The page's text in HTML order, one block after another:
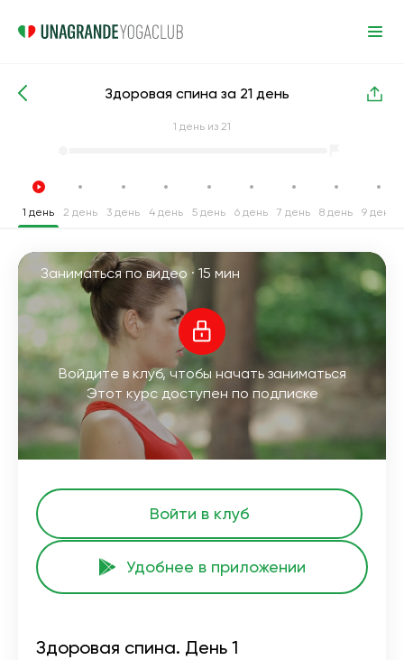
Интенсивные курсы йоги Спина
Здоровая спина за 21 день
1 день из 21
1 день 2 день 3 день 4 день 5 день 6 день 7 день 8 день 9 день
Заниматься по видео · 15 мин
Войдите в клуб, чтобы начать заниматься
Этот курс доступен по подписке
Войти в клуб
Удобнее в приложении
Здоровая спина. День 1